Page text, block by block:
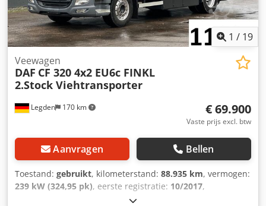
1 / 19
Legden 170 km
Veewagen
DAF CF 320 4x2 EU6c FINKL
2.Stock Viehtransporter
€ 69.900
Vaste prijs excl. btw
Aanvragen Bellen
Toestand: gebruikt, kilometerstand: 88.935 km, vermogen:
239 kW (324,95 pk), eerste registratie: 10/2017,
, totaalgewicht: